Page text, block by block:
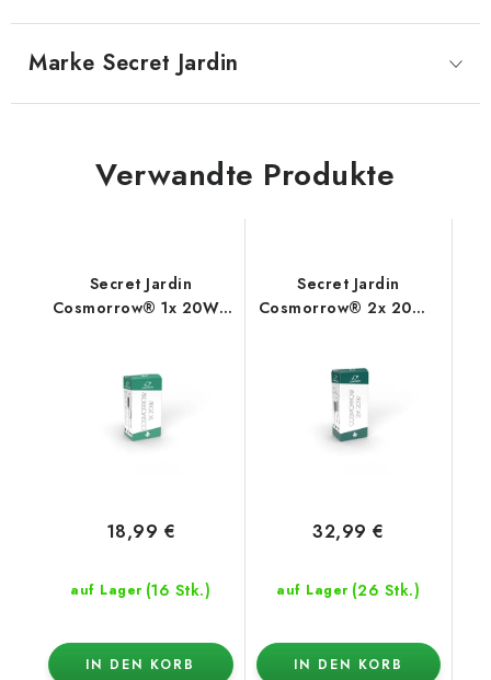
Marke Secret Jardin
Verwandte Produkte
Secret Jardin
Cosmorrow® 1x 20W -
auf Lager (16 Stk.)
18,99 €
IN DEN KORB
Secret Jardin
Cosmorrow® 2x 20W -
auf Lager (26 Stk.)
32,99 €
IN DEN KORB